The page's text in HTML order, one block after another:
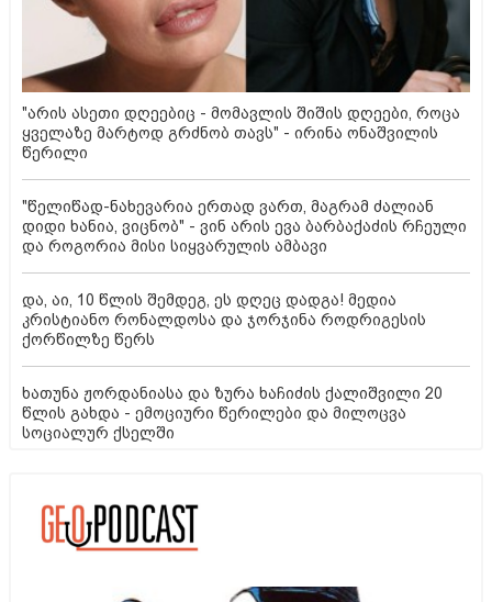
"არის ასეთი დღეებიც - მომავლის შიშის დღეები, როცა
ყველაზე მარტოდ გრძნობ თავს" - ირინა ონაშვილის
წერილი
"წელიწად-ნახევარია ერთად ვართ, მაგრამ ძალიან
დიდი ხანია, ვიცნობ" - ვინ არის ევა ბარბაქაძის რჩეული
და როგორია მისი სიყვარულის ამბავი
და, აი, 10 წლის შემდეგ, ეს დღეც დადგა! მედია
კრისტიანო რონალდოსა და ჯორჯინა როდრიგესის
ქორწილზე წერს
ხათუნა ჟორდანიასა და ზურა ხაჩიძის ქალიშვილი 20
წლის გახდა - ემოციური წერილები და მილოცვა
სოციალურ ქსელში